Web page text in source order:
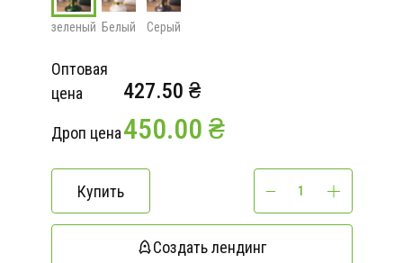
зеленый Белый Серый
Оптовая
цена
427.50 ₴
Дроп цена450.00 ₴
Купить
Создать лендинг